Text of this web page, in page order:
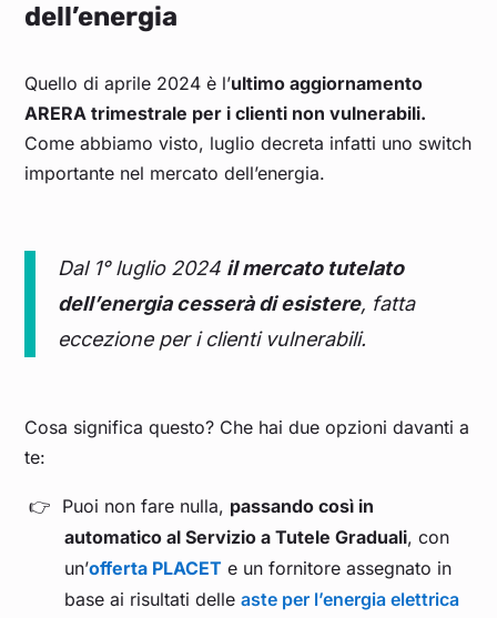
dell’energia
Quello di aprile 2024 è l’ultimo aggiornamento
ARERA trimestrale per i clienti non vulnerabili.
Come abbiamo visto, luglio decreta infatti uno switch
importante nel mercato dell’energia.
Dal 1° luglio 2024 il mercato tutelato
dell’energia cesserà di esistere, fatta
eccezione per i clienti vulnerabili.
Cosa significa questo? Che hai due opzioni davanti a
te:
Puoi non fare nulla, passando così in
automatico al Servizio a Tutele Graduali, con
un’offerta PLACET e un fornitore assegnato in
base ai risultati delleaste per l’energia elettrica